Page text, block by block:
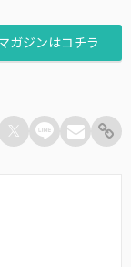
ガジンはコチラ